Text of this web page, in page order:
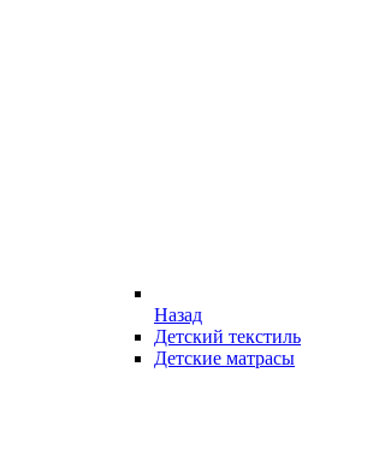
Назад
Детский текстиль
Детские матрасы